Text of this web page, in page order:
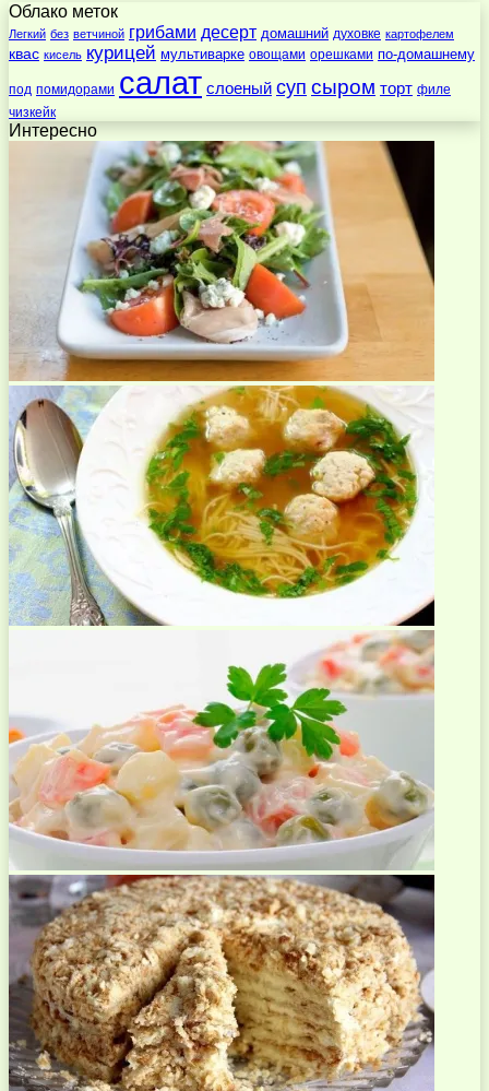
Облако меток
Легкий без ветчиной грибами десерт домашний духовке картофелем
квас кисель курицей мультиварке овощами орешками по-домашнему
под помидорами салат слоеный суп сыром торт филе
чизкейк
Интересно